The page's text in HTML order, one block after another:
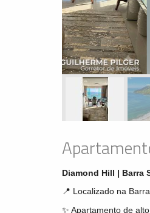
Diamond Hill | Barra
📍 Localizado na
✨ Apartamento de